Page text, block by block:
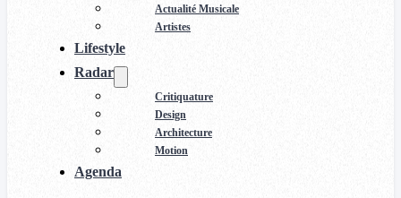
Actualité Musicale
Artistes
Lifestyle
Radar
Critiquature
Design
Architecture
Motion
Agenda